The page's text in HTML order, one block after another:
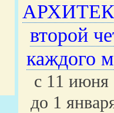
второй
каждого
с 11
до 1